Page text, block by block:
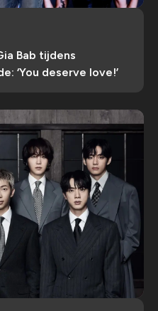
Bab tijdens
‘You deserve love!’